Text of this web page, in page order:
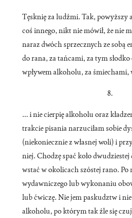
Tęsknię za ludźmi. Tak, powyższy
coś innego, nikt nie mówił, że nie
naraz dwóch sprzecznych ze sobą
do rana, za tańcami, za tym
wpływem alkoholu, za śmiechami,
8.
... i nie cierpię alkoholu oraz
trakcie pisania narzuciłam sobie
(niekoniecznie z własnej woli) i
niej. Chodzę spać koło
wstać w okolicach szóstej rano. Po
wydawniczego lub wykonaniu
lub ćwiczę. Nie jem paskudztw i
alkoholu, po którym tak źle się